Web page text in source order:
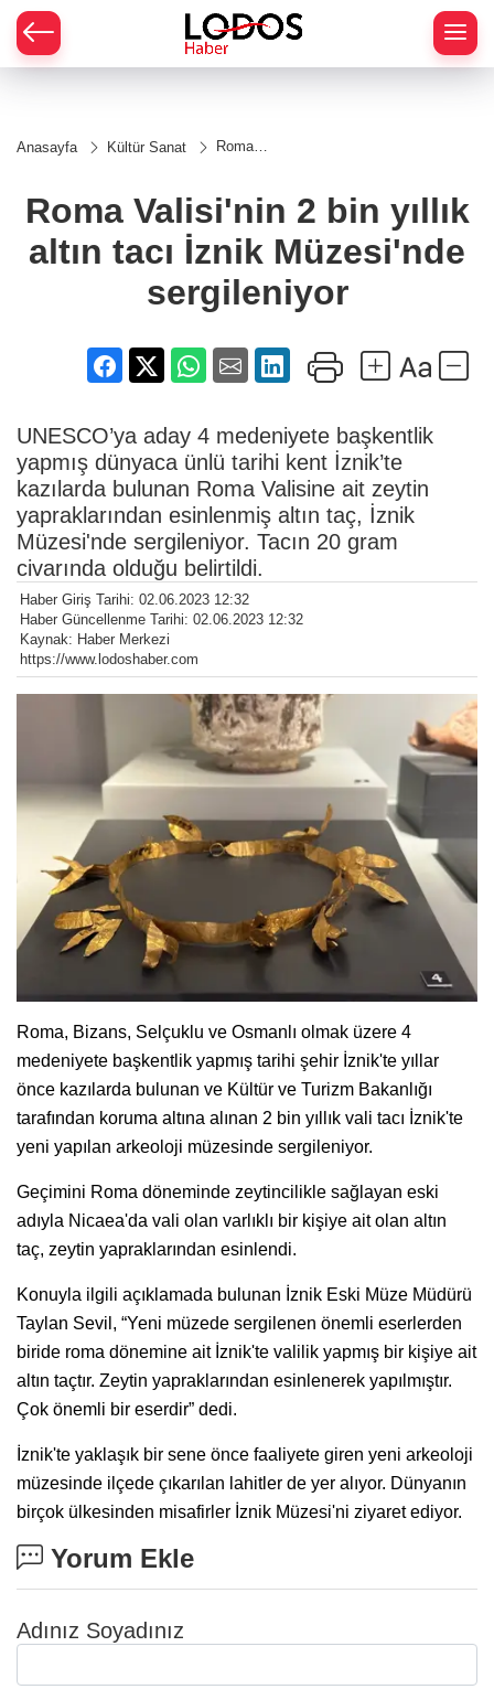
Anasayfa Kültür Sanat
Roma
altın tacı
İznik
sergileniyor
Roma Valisi'nin 2 bin yıllık
altın tacı İznik Müzesi'nde
sergileniyor
UNESCO’ya aday 4 medeniyete başkentlik
yapmış dünyaca ünlü tarihi kent İznik’te
kazılarda bulunan Roma Valisine ait zeytin
yapraklarından esinlenmiş altın taç, İznik
Müzesi'nde sergileniyor. Tacın 20 gram
civarında olduğu belirtildi.
Haber Giriş Tarihi: 02.06.2023 12:32
Haber Güncellenme Tarihi: 02.06.2023 12:32
Kaynak: Haber Merkezi
https://www.lodoshaber.com
Roma, Bizans, Selçuklu ve Osmanlı olmak üzere 4
medeniyete başkentlik yapmış tarihi şehir İznik'te yıllar
önce kazılarda bulunan ve Kültür ve Turizm Bakanlığı
tarafından koruma altına alınan 2 bin yıllık vali tacı İznik'te
yeni yapılan arkeoloji müzesinde sergileniyor.
Geçimini Roma döneminde zeytincilikle sağlayan eski
adıyla Nicaea'da vali olan varlıklı bir kişiye ait olan altın
taç, zeytin yapraklarından esinlendi.
Konuyla ilgili açıklamada bulunan İznik Eski Müze Müdürü
Taylan Sevil, “Yeni müzede sergilenen önemli eserlerden
biride roma dönemine ait İznik'te valilik yapmış bir kişiye ait
altın taçtır. Zeytin yapraklarından esinlenerek yapılmıştır.
Çok önemli bir eserdir” dedi.
İznik'te yaklaşık bir sene önce faaliyete giren yeni arkeoloji
müzesinde ilçede çıkarılan lahitler de yer alıyor. Dünyanın
birçok ülkesinden misafirler İznik Müzesi'ni ziyaret ediyor.
Yorum Ekle
Adınız Soyadınız